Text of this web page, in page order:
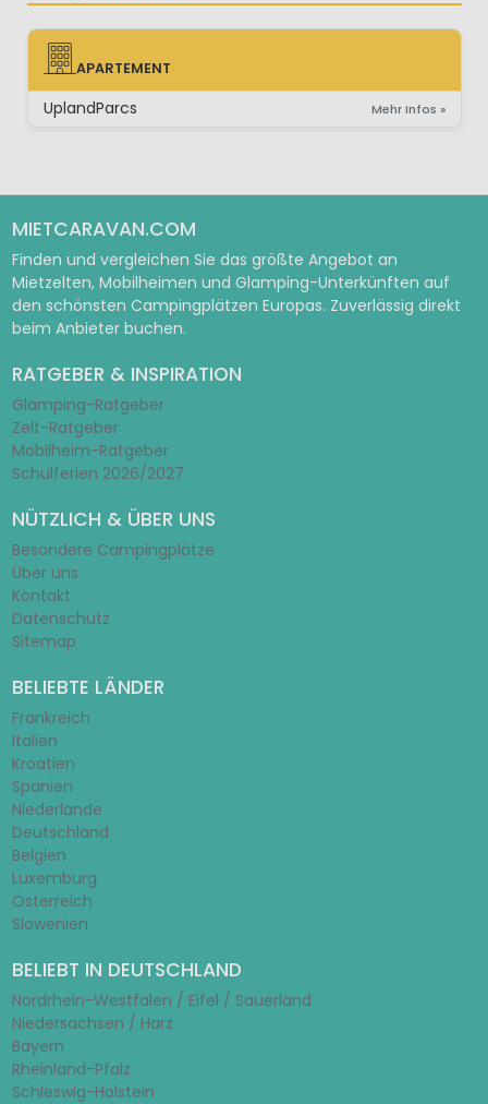
APARTEMENT
APARTEMENT
UplandParcs Mehr Infos »
MIETCARAVAN.COM
Finden und vergleichen Sie das größte Angebot an
Mietzelten, Mobilheimen und Glamping-Unterkünften auf
den schönsten Campingplätzen Europas. Zuverlässig direkt
beim Anbieter buchen.
RATGEBER & INSPIRATION
Glamping-Ratgeber
Zelt-Ratgeber
Mobilheim-Ratgeber
Schulferien 2026/2027
NÜTZLICH & ÜBER UNS
Besondere Campingplätze
Über uns
Kontakt
Datenschutz
Sitemap
BELIEBTE LÄNDER
Frankreich
Italien
Kroatien
Spanien
Niederlande
Deutschland
Belgien
Luxemburg
Österreich
Slowenien
BELIEBT IN DEUTSCHLAND
Nordrhein-Westfalen / Eifel / Sauerland
Niedersachsen / Harz
Bayern
Rheinland-Pfalz
Schleswig-Holstein